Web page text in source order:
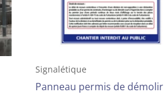
Signalétique
Panneau permis de démolir